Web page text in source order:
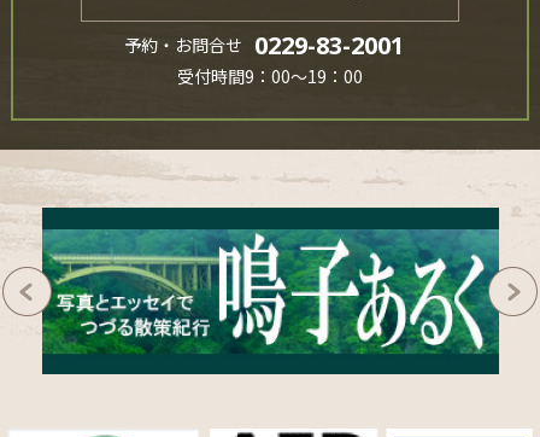
予約・お問合せ 0229-83-2001
受付時間9：00～19：00